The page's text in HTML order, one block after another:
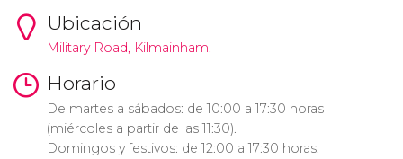
Ubicación
Military Road, Kilmainham.
Horario
De martes a sábados: de 10:00 a 17:30 horas
(miércoles a partir de las 11:30).
Domingos y festivos: de 12:00 a 17:30 horas.